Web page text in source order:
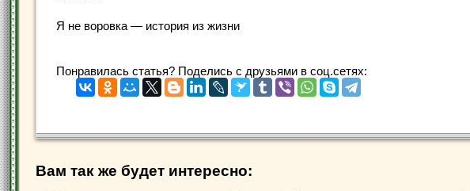
Я не воровка — история из жизни
Понравилась статья? Поделись с друзьями в соц.сетях:
Вам так же будет интересно: